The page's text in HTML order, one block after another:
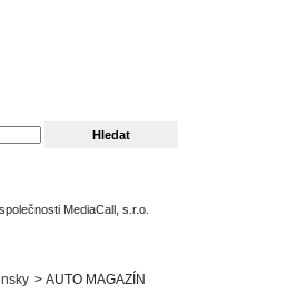
MediaCall, s.r.o.
> AUTO MAGAZÍN